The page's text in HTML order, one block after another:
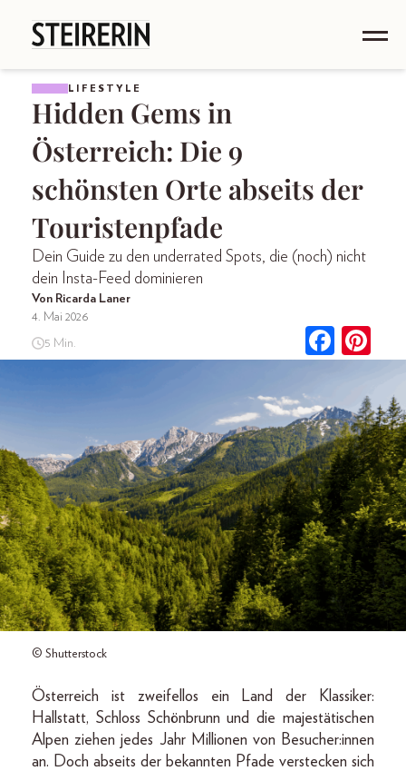
LIFESTYLE
Hidden Gems in
Österreich: Die 9
schönsten Orte abseits der
Touristenpfade
Dein Guide zu den underrated Spots, die (noch) nicht
dein Insta-Feed dominieren
Von Ricarda Laner
4. Mai 2026
5 Min.
© Shutterstock
Österreich ist zweifellos ein Land der Klassiker:
Hallstatt, Schloss Schönbrunn und die majestätischen
Alpen ziehen jedes Jahr Millionen von Besucher:innen
an. Doch abseits der bekannten Pfade verstecken sich